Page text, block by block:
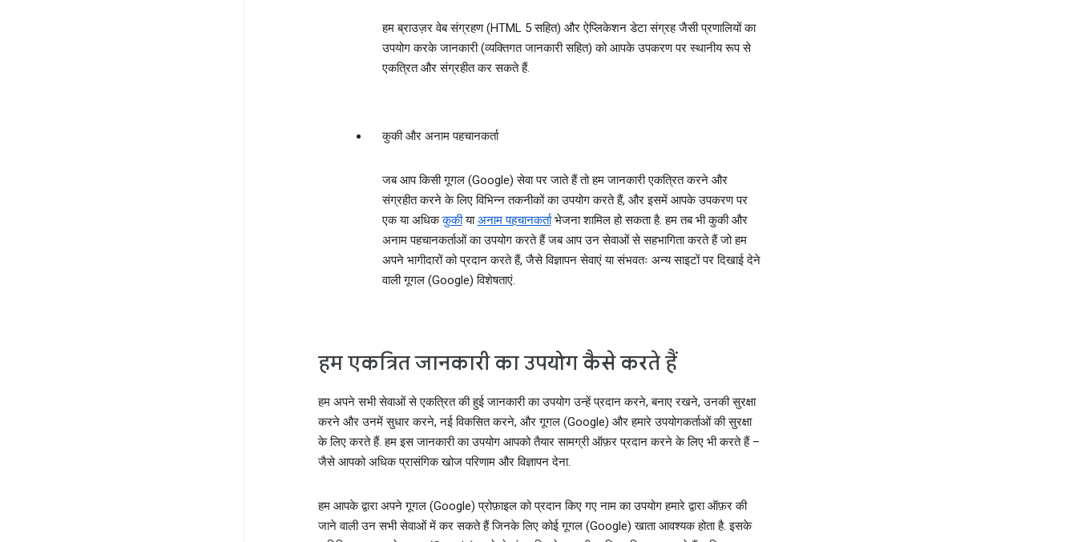
हम ब्राउज़र वेब संग्रहण (HTML 5 सहित) और ऐप्लिकेशन डेटा संग्रह जैसी प्रणालियों का
उपयोग करके जानकारी (व्‍यक्तिगत जानकारी सहित) को आपके उपकरण पर स्‍थानीय रूप से
एकत्रित और संग्रहीत कर सकते हैं.
कुकी और अनाम पहचानकर्ता
जब आप किसी गूगल (Google) सेवा पर जाते हैं तो हम जानकारी एकत्रित करने और
संग्रहीत करने के लिए विभिन्‍न तकनीकों का उपयोग करते हैं, और इसमें आपके उपकरण पर
एक या अधिककुकीयाअनाम पहचानकर्ताभेजना शामिल हो सकता है. हम तब भी कुकी और
अनाम पहचानकर्ताओं का उपयोग करते हैं जब आप उन सेवाओं से सहभागिता करते हैं जो हम
अपने भागीदारों को प्रदान करते हैं, जैसे विज्ञापन सेवाएं या संभवतः अन्‍य साइटों पर दिखाई देने
वाली गूगल (Google) विशेषताएं.
हम एकत्रित जानकारी का उपयोग कैसे करते हैं
हम अपने सभी सेवाओं से एकत्रित की हुई जानकारी का उपयोग उन्‍हें प्रदान करने, बनाए रखने, उनकी सुरक्षा
करने और उनमें सुधार करने, नई विकसित करने, और गूगल (Google) और हमारे उपयोगकर्ताओं की सुरक्षा
के लिए करते हैं. हम इस जानकारी का उपयोग आपको तैयार सामग्री ऑफ़र प्रदान करने के लिए भी करते हैं –
जैसे आपको अधिक प्रासंगिक खोज परिणाम और विज्ञापन देना.
हम आपके द्वारा अपने गूगल (Google) प्रोफ़ाइल को प्रदान किए गए नाम का उपयोग हमारे द्वारा ऑफ़र की
जाने वाली उन सभी सेवाओं में कर सकते हैं जिनके लिए कोई गूगल (Google) खाता आवश्यक होता है. इसके